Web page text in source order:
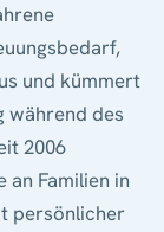
und kümmert
während des
2006
Familien in
persönlicher